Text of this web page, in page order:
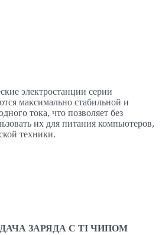
электростанции серии
максимально стабильной и
тока, что позволяет без
их для питания компьютеров,
техники.
ЗАРЯДА С TI ЧИПОМ